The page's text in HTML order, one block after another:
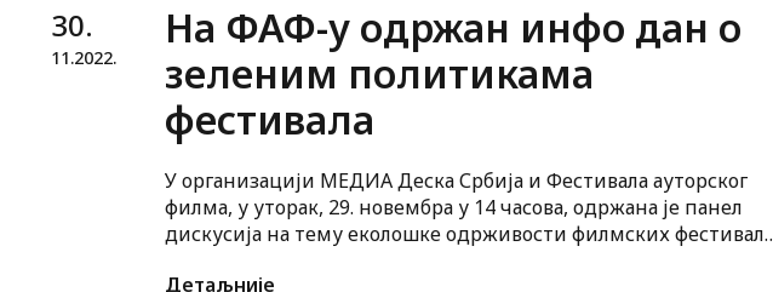
30.
11.2022.
На ФАФ-у одржан инфо дан о
зеленим политикама
фестивала
У организацији МЕДИА Деска Србија и Фестивала ауторског
филма, у уторак, 29. новембра у 14 часова, одржана је панел
дискусија на тему еколошке одрживости филмских фестивала
Детаљније